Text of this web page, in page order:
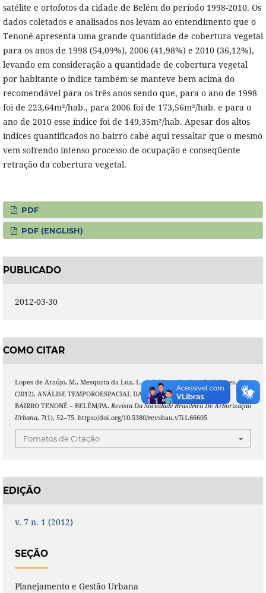
satélite e ortofotos da cidade de Belém do período 1998-2010. Os
dados coletados e analisados nos levam ao entendimento que o
Tenoné apresenta uma grande quantidade de cobertura vegetal
para os anos de 1998 (54,09%), 2006 (41,98%) e 2010 (36,12%),
levando em consideração a quantidade de cobertura vegetal
por habitante o índice também se manteve bem acima do
recomendável para os três anos sendo que, para o ano de 1998
foi de 223,64m²/hab., para 2006 foi de 173,56m²/hab. e para o
ano de 2010 esse índice foi de 149,35m²/hab. Apesar dos altos
índices quantificados no bairro cabe aqui ressaltar que o mesmo
vem sofrendo intenso processo de ocupação e conseqüente
retração da cobertura vegetal.
PDF
PDF (ENGLISH)
PUBLICADO
2012-03-30
COMO CITAR
Lopes de Araújo, M., Mesquita da Luz, L., & Edilson Cardoso Rodrigues, J.
(2012). ANÁLISE TEMPOROESPACIAL DA COBERTURA VEGETAL DO
BAIRRO TENONÉ – BELÉM/PA. Revista Da Sociedade Brasileira De Arborização
Urbana, 7(1), 52–75. https://doi.org/10.5380/revsbau.v7i1.66605
Fomatos de Citação
EDIÇÃO
v. 7 n. 1 (2012)
SEÇÃO
Planejamento e Gestão Urbana